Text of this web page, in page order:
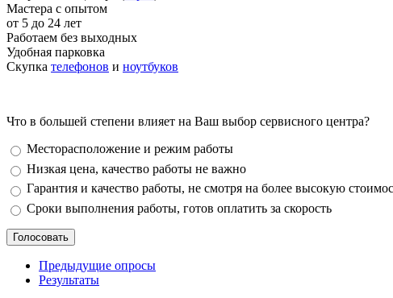
Мастера с опытом
от 5 до 24 лет
Работаем без выходных
Удобная парковка
Скупка телефонов и ноутбуков
Что в большей степени влияет на Ваш выбор сервисного центра?
Варианты
Месторасположение и режим работы
Низкая цена, качество работы не важно
Гарантия и качество работы, не смотря на более высокую
Сроки выполнения работы, готов оплатить за скорость
Предыдущие опросы
Результаты